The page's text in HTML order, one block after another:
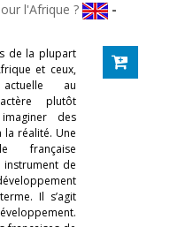
l'Afrique ?
-
de la plupart
et ceux,
au
plutôt
des
la réalité. Une
française
de
Il s’agit